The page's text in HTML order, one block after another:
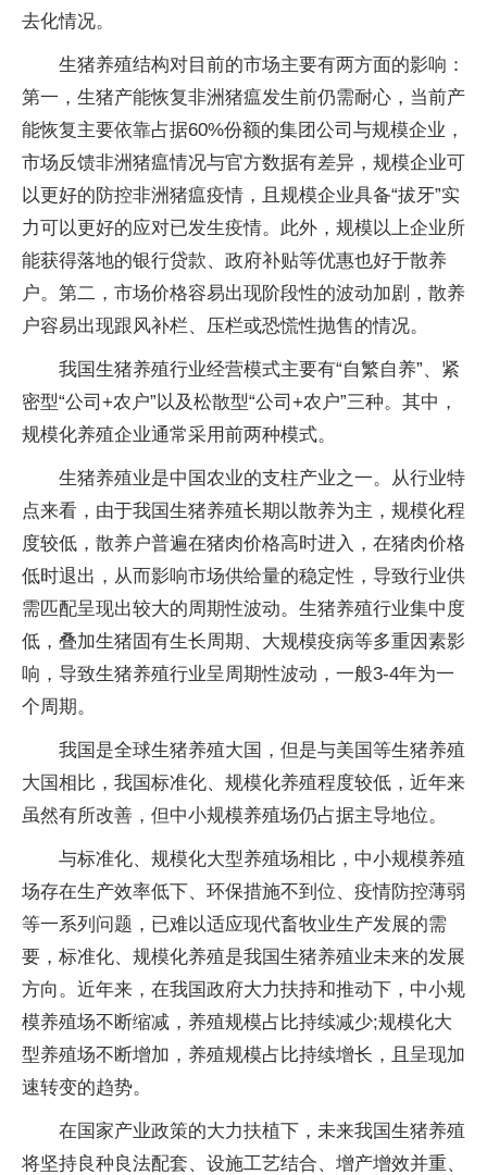
去化情况。
生猪养殖结构对目前的市场主要有两方面的影响：
第一，生猪产能恢复非洲猪瘟发生前仍需耐心，当前产
能恢复主要依靠占据60%份额的集团公司与规模企业，
市场反馈非洲猪瘟情况与官方数据有差异，规模企业可
以更好的防控非洲猪瘟疫情，且规模企业具备“拔牙”实
力可以更好的应对已发生疫情。此外，规模以上企业所
能获得落地的银行贷款、政府补贴等优惠也好于散养
户。第二，市场价格容易出现阶段性的波动加剧，散养
户容易出现跟风补栏、压栏或恐慌性抛售的情况。
我国生猪养殖行业经营模式主要有“自繁自养”、紧
密型“公司+农户”以及松散型“公司+农户”三种。其中，
规模化养殖企业通常采用前两种模式。
生猪养殖业是中国农业的支柱产业之一。从行业特
点来看，由于我国生猪养殖长期以散养为主，规模化程
度较低，散养户普遍在猪肉价格高时进入，在猪肉价格
低时退出，从而影响市场供给量的稳定性，导致行业供
需匹配呈现出较大的周期性波动。生猪养殖行业集中度
低，叠加生猪固有生长周期、大规模疫病等多重因素影
响，导致生猪养殖行业呈周期性波动，一般3-4年为一
个周期。
我国是全球生猪养殖大国，但是与美国等生猪养殖
大国相比，我国标准化、规模化养殖程度较低，近年来
虽然有所改善，但中小规模养殖场仍占据主导地位。
与标准化、规模化大型养殖场相比，中小规模养殖
场存在生产效率低下、环保措施不到位、疫情防控薄弱
等一系列问题，已难以适应现代畜牧业生产发展的需
要，标准化、规模化养殖是我国生猪养殖业未来的发展
方向。近年来，在我国政府大力扶持和推动下，中小规
模养殖场不断缩减，养殖规模占比持续减少;规模化大
型养殖场不断增加，养殖规模占比持续增长，且呈现加
速转变的趋势。
在国家产业政策的大力扶植下，未来我国生猪养殖
将坚持良种良法配套、设施工艺结合、增产增效并重、